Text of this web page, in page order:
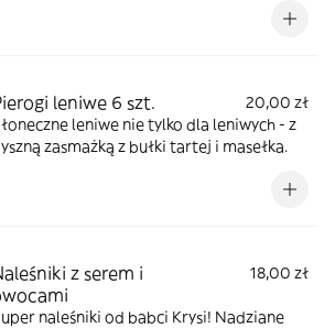
leniwe 6 szt.
20,00 zł
leniwe nie tylko dla leniwych - z
zasmażką z bułki tartej i masełka.
z serem i
18,00 zł
naleśniki od babci Krysi! Nadziane